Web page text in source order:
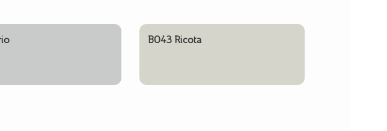
B043 Ricota